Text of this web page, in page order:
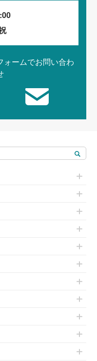
ォームでお問い合わ
ク）